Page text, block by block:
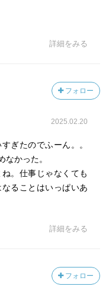
詳細をみる
フォロー
2025.02.20
ぎたのでふーん。。
なかった。
。仕事じゃなくても
ることはいっぱいあ
詳細をみる
フォロー